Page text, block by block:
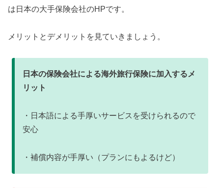
は日本の大手保険会社のHPです。
メリットとデメリットを見ていきましょう。
日本の保険会社による海外旅行保険に加入するメ
リット
・日本語による手厚いサービスを受けられるので
安心
・補償内容が手厚い（プランにもよるけど）